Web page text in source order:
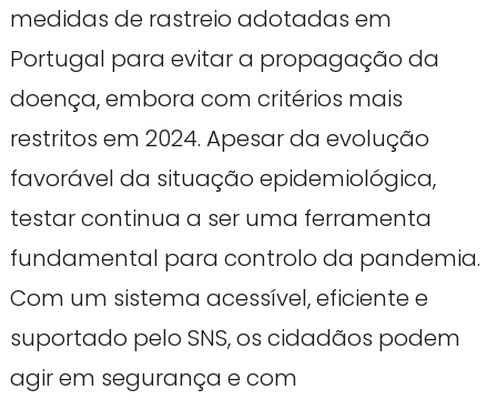
medidas de rastreio adotadas em
Portugal para evitar a propagação da
doença, embora com critérios mais
restritos em 2024. Apesar da evolução
favorável da situação epidemiológica,
testar continua a ser uma ferramenta
fundamental para controlo da pandemia.
Com um sistema acessível, eficiente e
suportado pelo SNS, os cidadãos podem
agir em segurança e com